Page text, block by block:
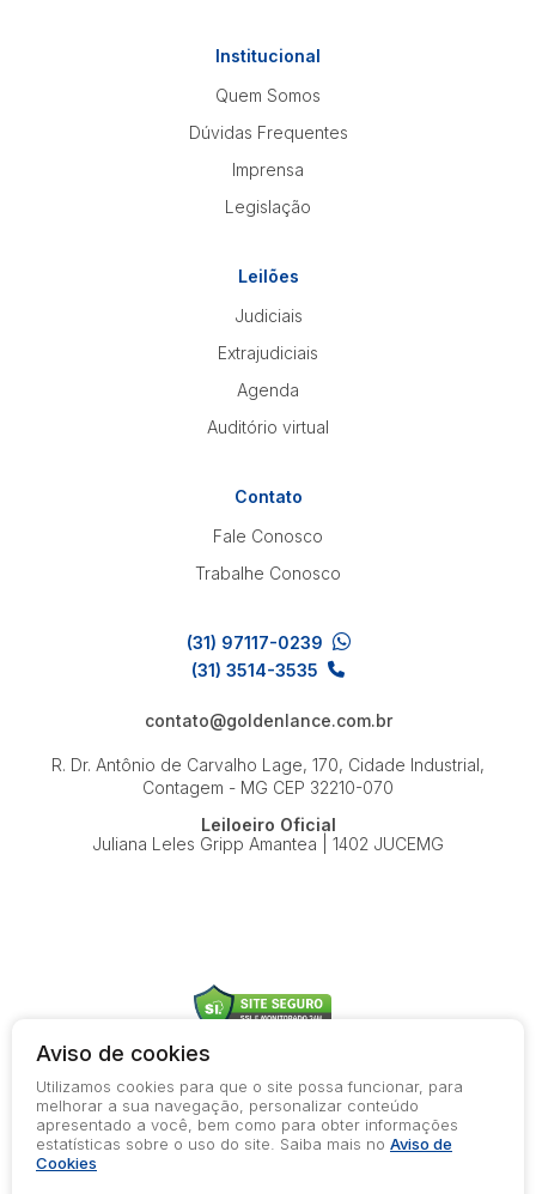
Institucional
Quem Somos
Dúvidas Frequentes
Imprensa
Legislação
Leilões
Judiciais
Extrajudiciais
Agenda
Auditório virtual
Contato
Fale Conosco
Trabalhe Conosco
(31) 97117-0239
(31) 3514-3535
contato@goldenlance.com.br
R. Dr. Antônio de Carvalho Lage, 170, Cidade Industrial,
Contagem - MG CEP 32210-070
Leiloeiro Oficial
Juliana Leles Gripp Amantea | 1402 JUCEMG
© 2026-present - Todos os direitos reservados
Política de Privacidade
Aviso de cookies
Utilizamos cookies para que o site possa funcionar, para
melhorar a sua navegação, personalizar conteúdo
apresentado a você, bem como para obter informações
estatísticas sobre o uso do site. Saiba mais no Aviso de
Cookies